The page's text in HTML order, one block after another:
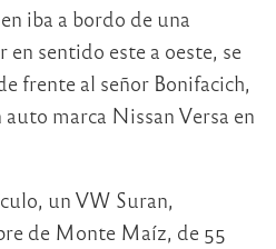
iba a bordo de una
en sentido este a oeste, se
frente al señor Bonifacich,
marca Nissan Versa en
un VW Suran,
de Monte Maíz, de 55